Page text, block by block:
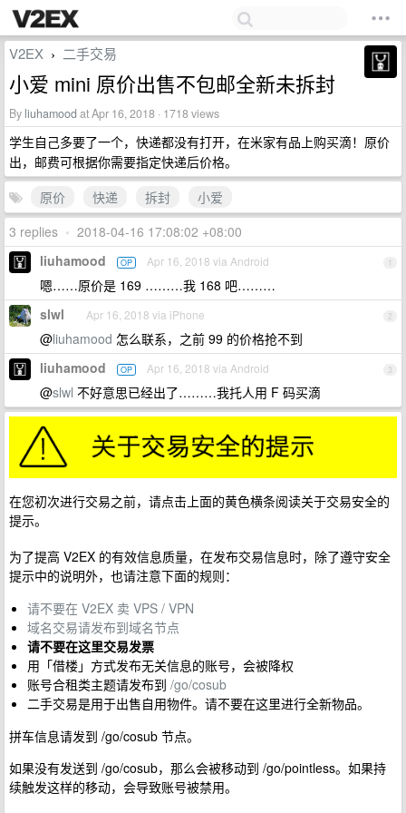
V2EX › 二手交易
小爱 mini 原价出售不包邮全新未拆封
By liuhamood at Apr 16, 2018 · 1718 views
学生自己多要了一个，快递都没有打开，在米家有品上购买滴！原价
出，邮费可根据你需要指定快递后价格。
原价
快递 拆封
小爱
3 replies • 2018-04-16 17:08:02 +08:00
1
liuhamood OP Apr 16, 2018 via Android
嗯……原价是 169 ………我 168 吧………
2
slwl Apr 16, 2018 via iPhone
@liuhamood 怎么联系，之前 99 的价格抢不到
3
liuhamood OP Apr 16, 2018 via Android
@slwl 不好意思已经出了………我托人用 F 码买滴
在您初次进行交易之前，请点击上面的黄色横条阅读关于交易安全的
提示。
为了提高 V2EX 的有效信息质量，在发布交易信息时，除了遵守安全
提示中的说明外，也请注意下面的规则：
请不要在 V2EX 卖 VPS / VPN
域名交易请发布到域名节点
请不要在这里交易发票
用「借楼」方式发布无关信息的账号，会被降权
账号合租类主题请发布到 /go/cosub
二手交易是用于出售自用物件。请不要在这里进行全新物品。
拼车信息请发到 /go/cosub 节点。
如果没有发送到 /go/cosub，那么会被移动到 /go/pointless。如果持
续触发这样的移动，会导致账号被禁用。